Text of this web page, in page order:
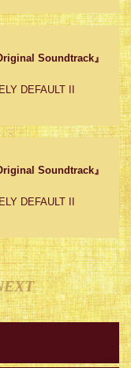
Soundtrack』
DEFAULT II
Soundtrack』
DEFAULT II